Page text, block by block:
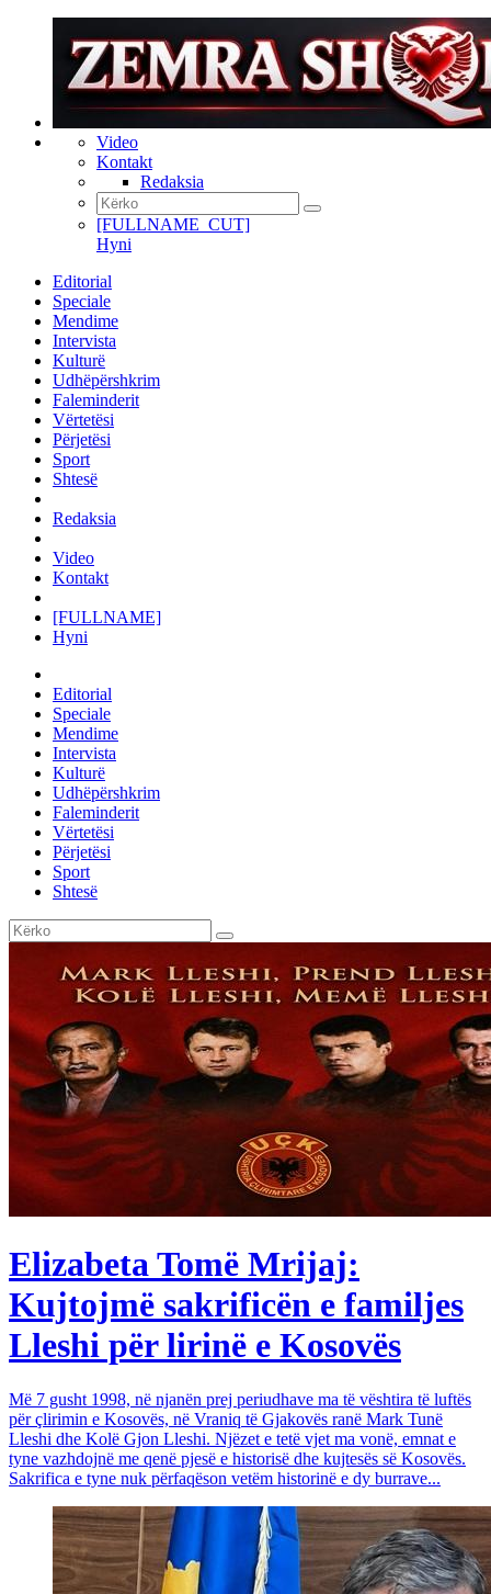
Video
Kontakt
Redaksia
[FULLNAME_CUT]
Hyni
Editorial
Speciale
Mendime
Intervista
Kulturë
Udhëpërshkrim
Faleminderit
Vërtetësi
Përjetësi
Sport
Shtesë
Redaksia
Video
Kontakt
[FULLNAME]
Hyni
Editorial
Speciale
Mendime
Intervista
Kulturë
Udhëpërshkrim
Faleminderit
Vërtetësi
Përjetësi
Sport
Shtesë
Elizabeta Tomë Mrijaj:
Kujtojmë sakrificën e familjes
Lleshi për lirinë e Kosovës
Më 7 gusht 1998, në njanën prej periudhave ma të vështira të luftës
për çlirimin e Kosovës, në Vraniq të Gjakovës ranë Mark Tunë
Lleshi dhe Kolë Gjon Lleshi. Njëzet e tetë vjet ma vonë, emnat e
tyne vazhdojnë me qenë pjesë e historisë dhe kujtesës së Kosovës.
Sakrifica e tyne nuk përfaqëson vetëm historinë e dy burrave...